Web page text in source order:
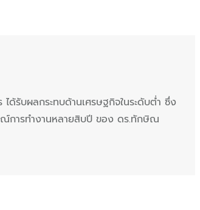
ด้รับผลกระทบด้านเศรษฐกิจในระดับต่ำ ซึ่ง
ณ์การทำงานหลายสิบปี ของ ดร.ทักษิณ